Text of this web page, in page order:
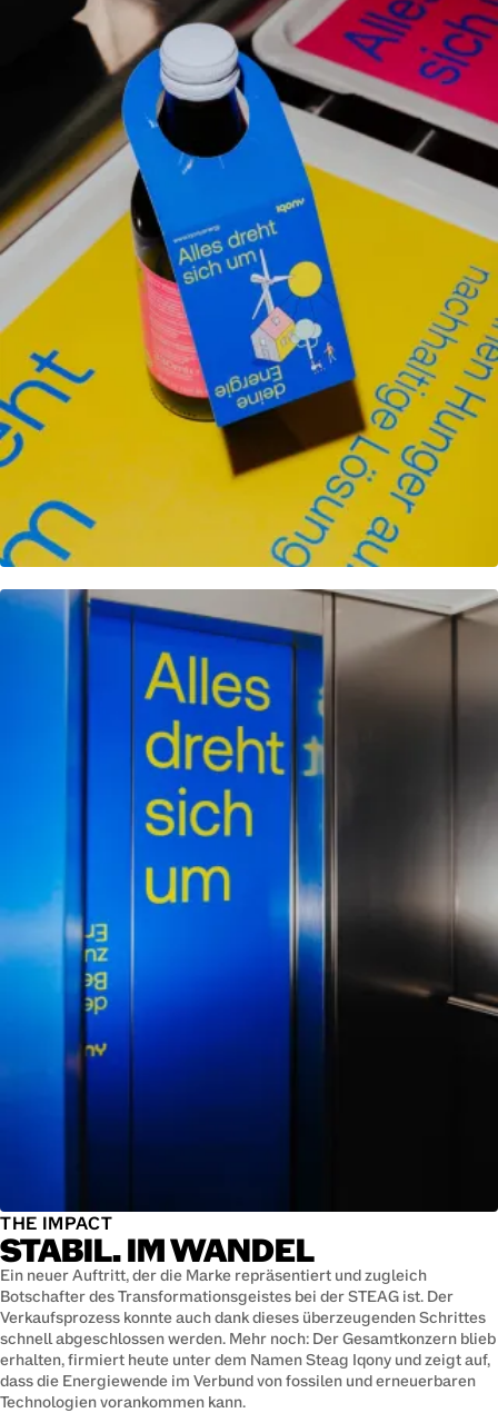
THE IMPACT
STABIL. IM WANDEL
Ein neuer Auftritt, der die Marke repräsentiert und zugleich
Botschafter des Transformationsgeistes bei der STEAG ist. Der
Verkaufsprozess konnte auch dank dieses überzeugenden Schrittes
schnell abgeschlossen werden. Mehr noch: Der Gesamtkonzern blieb
erhalten, firmiert heute unter dem Namen Steag Iqony und zeigt auf,
dass die Energiewende im Verbund von fossilen und erneuerbaren
Technologien vorankommen kann.